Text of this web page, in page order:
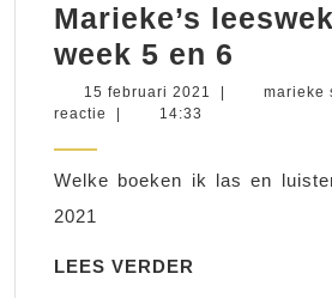
Marieke’s
week 5 en 6
5
15 februari 2021 15
marieke
reactie
14:33
Welke boeken ik las en
2021
LEES VERDER